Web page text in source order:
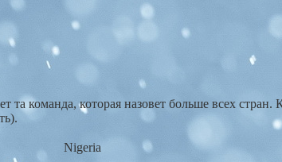
команда, которая назовет больше всех
Nigeria